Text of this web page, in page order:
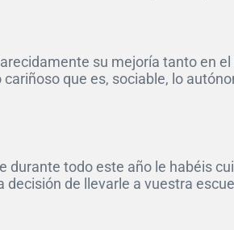
su mejoría tanto en
que es, sociable, lo
todo este año le habéis
de llevarle a vuestra